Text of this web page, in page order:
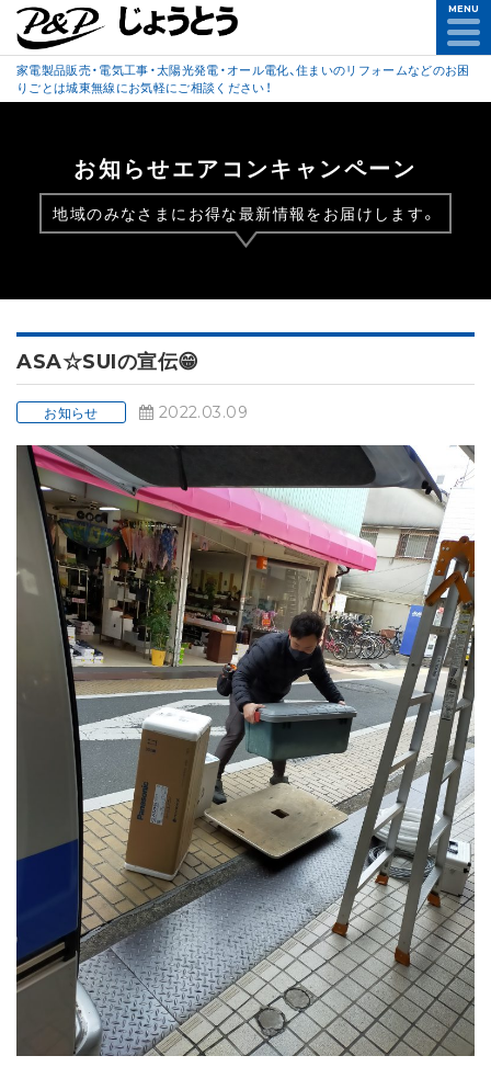
MENU
家電製品販売・電気工事・太陽光発電・オール電化、住まいのリフォームなどのお困
りごとは城東無線にお気軽にご相談ください！
お知らせエアコンキャンペーン
地域のみなさまにお得な最新情報をお届けします。
ASA☆SUIの宣伝😁
お知らせ 2022.03.09